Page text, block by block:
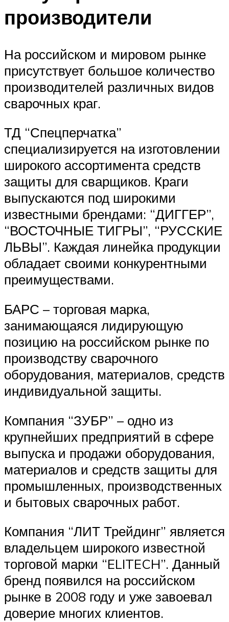
производители
На российском и мировом рынке
присутствует большое количество
производителей различных видов
сварочных краг.
ТД “Спецперчатка”
специализируется на изготовлении
широкого ассортимента средств
защиты для сварщиков. Краги
выпускаются под широкими
известными брендами: “ДИГГЕР”,
“ВОСТОЧНЫЕ ТИГРЫ”, “РУССКИЕ
ЛЬВЫ”. Каждая линейка продукции
обладает своими конкурентными
преимуществами.
БАРС – торговая марка,
занимающаяся лидирующую
позицию на российском рынке по
производству сварочного
оборудования, материалов, средств
индивидуальной защиты.
Компания “ЗУБР” – одно из
крупнейших предприятий в сфере
выпуска и продажи оборудования,
материалов и средств защиты для
промышленных, производственных
и бытовых сварочных работ.
Компания “ЛИТ Трейдинг” является
владельцем широкого известной
торговой марки “ELITECH”. Данный
бренд появился на российском
рынке в 2008 году и уже завоевал
доверие многих клиентов.